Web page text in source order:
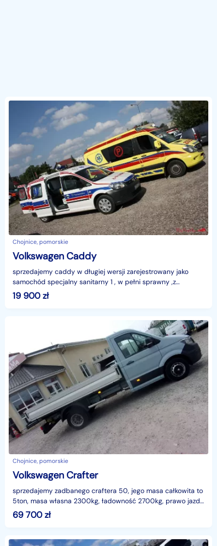
Chojnice, pomorskie
Volkswagen Caddy
sprzedajemy caddy w długiej wersji zarejestrowany jako
samochód specjalny sanitarny 1 , w pełni sprawny ,z
polskiego salonu, po 2gim właścicielu, zabudowa AMZ K
19 900zł
Chojnice, pomorskie
Volkswagen Crafter
sprzedajemy zadbanego craftera 50, jego masa całkowita to
5ton, masa własna 2300kg, ładowność 2700kg, prawo jazdy
kategorii C,jest bdb wyposażony, duże radio z
69 700zł